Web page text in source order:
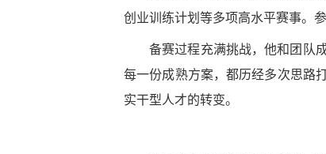
创业训练计划等多项高水平赛事。
备赛过程充满挑战，他和团队
每一份成熟方案，都历经多次思路
实干型人才的转变。